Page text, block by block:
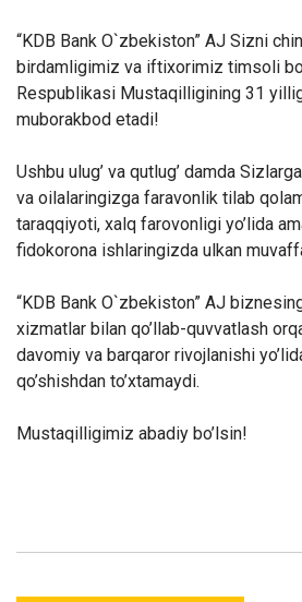
“KDB Bank O`zbekiston” AJ Sizni
birdamligimiz va iftixorimiz timsoli
Respublikasi Mustaqilligining 31
muborakbod etadi!
Ushbu ulug’ va qutlug’ damda
va oilalaringizga faravonlik tilab
taraqqiyoti, xalq farovonligi yo’lida
fidokorona ishlaringizda ulkan
“KDB Bank O`zbekiston” AJ
xizmatlar bilan qo’llab-quvvatlash
davomiy va barqaror rivojlanishi
qo’shishdan to’xtamaydi.
Mustaqilligimiz abadiy bo’lsin!